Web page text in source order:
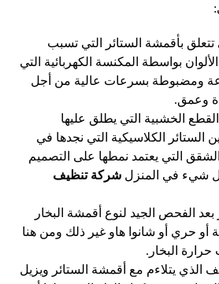
تتعلق بأقمشة الستائر التي تسبب
بواسطة المكنسة الكهربائية التي
ومضبوطة بسرعات عالية من أجل
وعمق.
الخشبية التي يطلق عليها
الستائر الكلاسيكية التي نجدها في
التي يعتمد نمطها على التصميم
شيء في المنزلشركة تنظيف
بعد الفحص الجيد لنوع أقمشة البخار
أو حري أو شانوا هاو غير ذلك ومن هنا
البخار.
الذي يتلاءم مع أقمشة الستائر ويزيل